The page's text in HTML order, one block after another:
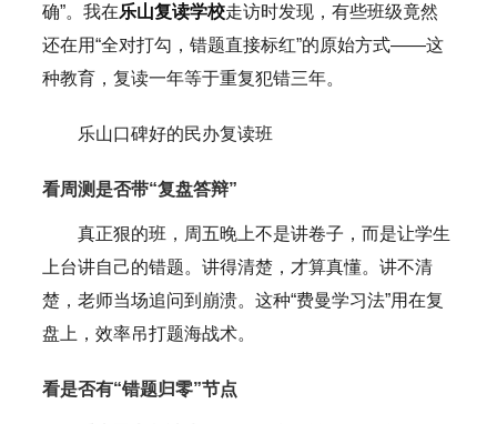
确”。我在乐山复读学校走访时发现，有些班级竟然
还在用“全对打勾，错题直接标红”的原始方式——这
种教育，复读一年等于重复犯错三年。
乐山口碑好的民办复读班
看周测是否带“复盘答辩”
真正狠的班，周五晚上不是讲卷子，而是让学生
上台讲自己的错题。讲得清楚，才算真懂。讲不清
楚，老师当场追问到崩溃。这种“费曼学习法”用在复
盘上，效率吊打题海战术。
看是否有“错题归零”节点